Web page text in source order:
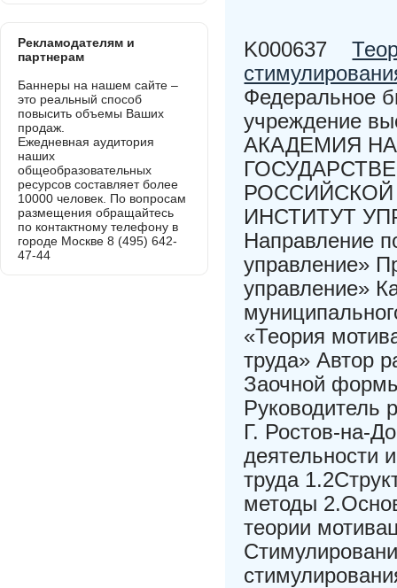
K000637
Федеральное
учреждение
АКАДЕМИЯ
ИНСТИТУТ
Направление
управление»
управление»
«Теория
труда» Автор
Заочной
Г. Ростов-на-
деятельности
труда
методы
теории
Рекламодателям и
партнерам
Баннеры на нашем сайте –
это реальный способ
повысить объемы Ваших
продаж.
Ежедневная аудитория
наших
общеобразовательных
ресурсов составляет более
10000 человек. По вопросам
размещения обращайтесь
по контактному телефону в
городе Москве 8 (495) 642-
47-44